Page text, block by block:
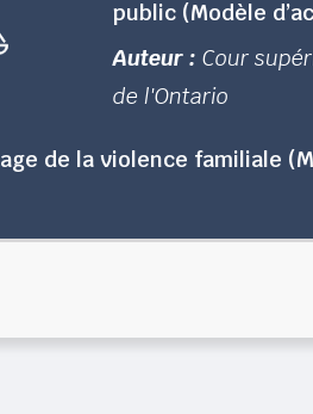
public (Modèle
Auteur : Cour
de l'Ontario
de la violence familiale